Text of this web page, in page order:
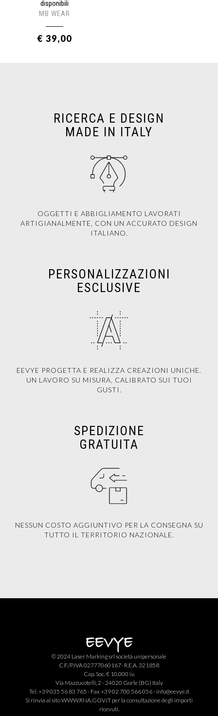
disponibili
MB WEAR
€ 39,00
RICERCA E DESIGN
MADE IN ITALY
OGGETTI E ABBIGLIAMENTO LAVORATI
ARTIGIANALMENTE, CON UN ACCURATO DESIGN
ITALIANO.
PERSONALIZZAZIONI
ESCLUSIVE
EEVYE PROGETTA E REALIZZA CREAZIONI UNICHE.
UN LAVORO SU MISURA, CALIBRATO SUI TUOI
GUSTI.
SPEDIZIONE
GRATUITA
NESSUN COSTO AGGIUNTIVO PER LA CONSEGNA SU
TUTTO IL TERRITORIO NAZIONALE.
© 2024 Laser Marking srl società unipersonale
C.F./P.IVA 02777060167- R.E.A. 321858
Cap. Soc. € 10.000 i.v.
Via Mazzucotelli, 2 - 24020 Gorle (BG) Italy
Tel. +39 035 56 83 765 - Fax +39 02 700 566 056 - info@eevye.it
Si rinvia al sitoWWW.RNA.GOV.IT per la consultazione degli importi
ricevuti.